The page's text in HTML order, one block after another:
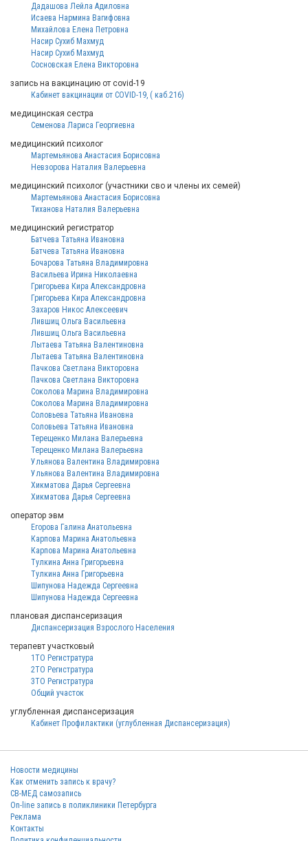
Дадашова Лейла Адиловна
Исаева Нармина Вагифовна
Михайлова Елена Петровна
Насир Сухиб Махмуд
Насир Сухиб Махмуд
Сосновская Елена Викторовна
запись на вакцинацию от covid-19
Кабинет вакцинации от COVID-19, ( каб.216)
медицинская сестра
Семенова Лариса Георгиевна
медицинский психолог
Мартемьянова Анастасия Борисовна
Невзорова Наталия Валерьевна
медицинский психолог (участники сво и члены их семей)
Мартемьянова Анастасия Борисовна
Тиханова Наталия Валерьевна
медицинский регистратор
Батчева Татьяна Ивановна
Батчева Татьяна Ивановна
Бочарова Татьяна Владимировна
Васильева Ирина Николаевна
Григорьева Кира Александровна
Григорьева Кира Александровна
Захаров Никос Алексеевич
Лившиц Ольга Васильевна
Лившиц Ольга Васильевна
Лытаева Татьяна Валентиновна
Лытаева Татьяна Валентиновна
Пачкова Светлана Викторовна
Пачкова Светлана Викторовна
Соколова Марина Владимировна
Соколова Марина Владимировна
Соловьева Татьяна Ивановна
Соловьева Татьяна Ивановна
Терещенко Милана Валерьевна
Терещенко Милана Валерьевна
Ульянова Валентина Владимировна
Ульянова Валентина Владимировна
Хикматова Дарья Сергеевна
Хикматова Дарья Сергеевна
оператор эвм
Егорова Галина Анатольевна
Карпова Марина Анатольевна
Карпова Марина Анатольевна
Тулкина Анна Григорьевна
Тулкина Анна Григорьевна
Шипунова Надежда Сергеевна
Шипунова Надежда Сергеевна
плановая диспансеризация
Диспансеризация Взрослого Населения
терапевт участковый
1ТО Регистратура
2ТО Регистратура
3ТО Регистратура
Общий участок
углубленная диспансеризация
Кабинет Профилактики (углубленная Диспансеризация)
Новости медицины
Как отменить запись к врачу?
СВ-МЕД самозапись
On-line запись в поликлиники Петербурга
Реклама
Контакты